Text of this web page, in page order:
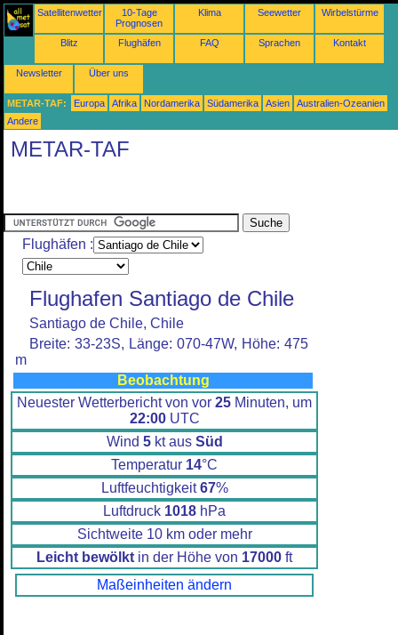
Satellitenwetter
10-Tage
Prognosen
Klima Seewetter Wirbelstürme
Blitz Flughäfen FAQ Sprachen Kontakt
Newsletter Über uns
METAR-TAF: Europa Afrika Nordamerika Südamerika Asien
Australien-Ozeanien
Andere
METAR-TAF
Flughäfen :
Flughafen Santiago de Chile
Santiago de Chile, Chile
Breite: 33-23S, Länge: 070-47W, Höhe: 475
m
Beobachtung
Neuester Wetterbericht von vor 25 Minuten, um
22:00UTC
Wind 5kt aus Süd
Temperatur 14°C
Luftfeuchtigkeit67%
Luftdruck 1018 hPa
Sichtweite 10 km oder mehr
Leicht bewölkt in der Höhe von 17000 ft
Maßeinheiten ändern